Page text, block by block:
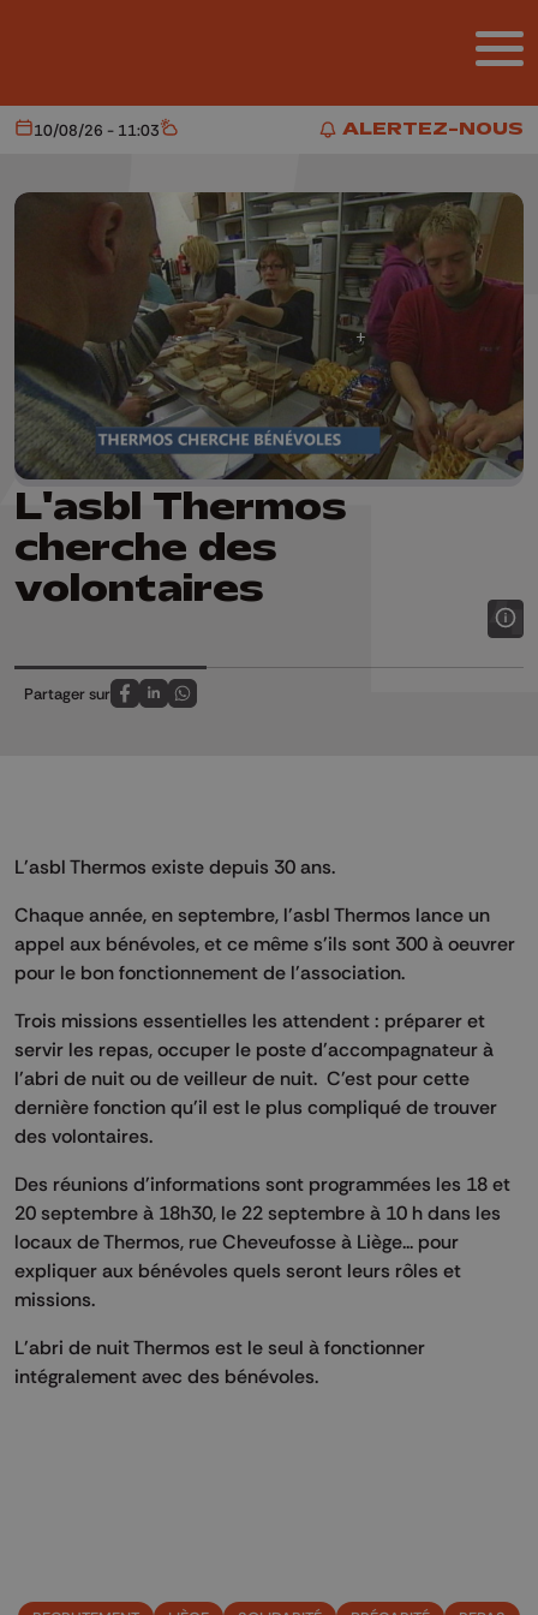
ALERTEZ-NOUS
ALERTEZ-NOUS
Aujourd'hui
10/08/26 - 11:03 Météo
L'asbl Thermos
cherche des
volontaires
Partager sur
Partagez sur FaceBook
Partagez sur LinkedIn
Partagez sur Whatsapp
L'asbl Thermos existe depuis 30 ans.
Chaque année, en septembre, l'asbl Thermos lance un
appel aux bénévoles, et ce même s'ils sont 300 à oeuvrer
pour le bon fonctionnement de l'association.
Trois missions essentielles les attendent : préparer et
servir les repas, occuper le poste d'accompagnateur à
l'abri de nuit ou de veilleur de nuit. C'est pour cette
dernière fonction qu'il est le plus compliqué de trouver
des volontaires.
Des réunions d'informations sont programmées les 18 et
20 septembre à 18h30, le 22 septembre à 10 h dans les
locaux de Thermos, rue Cheveufosse à Liège... pour
expliquer aux bénévoles quels seront leurs rôles et
missions.
L'abri de nuit Thermos est le seul à fonctionner
intégralement avec des bénévoles.